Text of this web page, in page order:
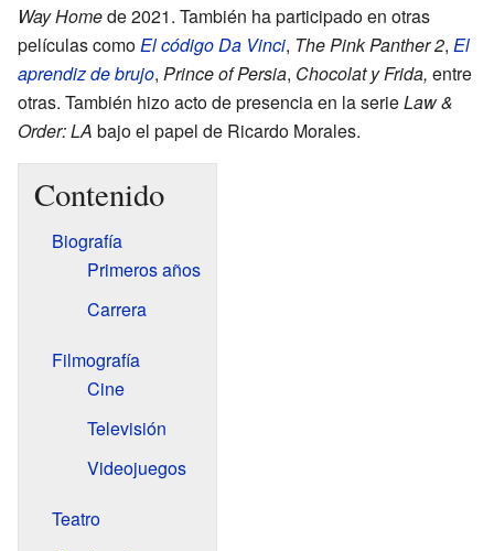
Way Homede 2021. También ha participado en otras
películas comoEl código Da Vinci, The Pink Panther 2, El
aprendiz de brujo, Prince of Persia, Chocolat yFrida, entre
otras. También hizo acto de presencia en la serieLaw &
Order: LA bajo el papel de Ricardo Morales.
Contenido
Biografía
Primeros años
Carrera
Filmografía
Cine
Televisión
Videojuegos
Teatro